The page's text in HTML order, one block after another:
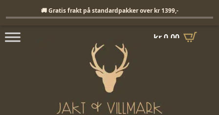
kr0,00
🚚 Gratis frakt på standardpakker over kr 1399,-